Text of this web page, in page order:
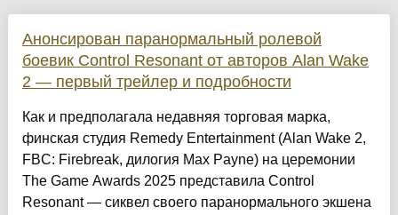
Анонсирован паранормальный ролевой
боевик Control Resonant от авторов Alan Wake
2 — первый трейлер и подробности
Как и предполагала недавняя торговая марка,
финская студия Remedy Entertainment (Alan Wake 2,
FBC: Firebreak, дилогия Max Payne) на церемонии
The Game Awards 2025 представила Control
Resonant — сиквел своего паранормального экшена